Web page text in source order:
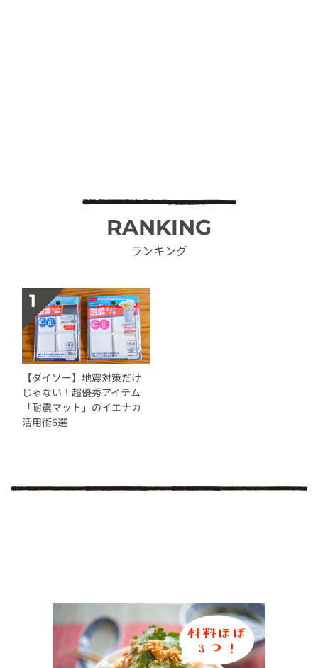
RANKING
ランキング
【ダイソー】地震対策だけ
じゃない！超優秀アイテム
「耐震マット」のイエナカ
活用術6選